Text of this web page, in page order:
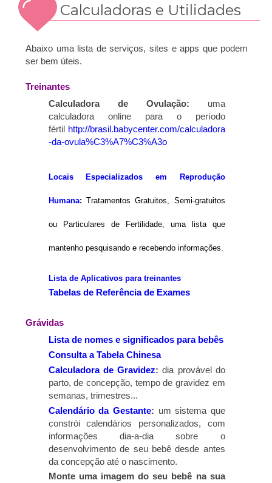
Calculadoras e Utilidades
Abaixo uma lista de serviços, sites e apps que podem
ser bem úteis.
Treinantes
Calculadora de Ovulação: uma
calculadora online para o período
fértil http://brasil.babycenter.com/calculadora
-da-ovula%C3%A7%C3%A3o
Locais Especializados em Reprodução
Humana: Tratamentos Gratuitos, Semi-gratuitos
ou Particulares de Fertilidade, uma lista que
mantenho pesquisando e recebendo informações.
Lista de Aplicativos para treinantes
Tabelas de Referência de Exames
Grávidas
Lista de nomes e significados para bebês
Consulta a Tabela Chinesa
Calculadora de Gravidez: dia provável do
parto, de concepção, tempo de gravidez em
semanas, trimestres...
Calendário da Gestante: um sistema que
constrói calendários personalizados, com
informações dia-a-dia sobre o
desenvolvimento de seu bebê desde antes
da concepção até o nascimento.
Monte uma imagem do seu bebê na sua